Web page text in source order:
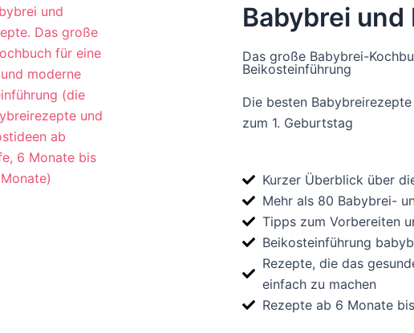
Babybrei
Das große Babybrei-
Beikosteinführung
Die besten
zum 1. Geburtstag
Kurzer Überblick über
Mehr als 80 Babybrei-
Tipps zum Vorbereiten
Beikosteinführung
Rezepte, die das
einfach zu machen
Rezepte ab 6 Monate